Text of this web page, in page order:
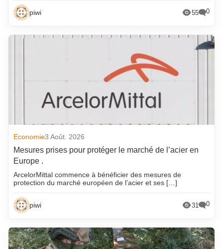
piwi 55 0
Economie3 Août. 2026
Mesures prises pour protéger le marché de l’acier en
Europe .
ArcelorMittal commence à bénéficier des mesures de
protection du marché européen de l’acier et ses […]
piwi 31 0